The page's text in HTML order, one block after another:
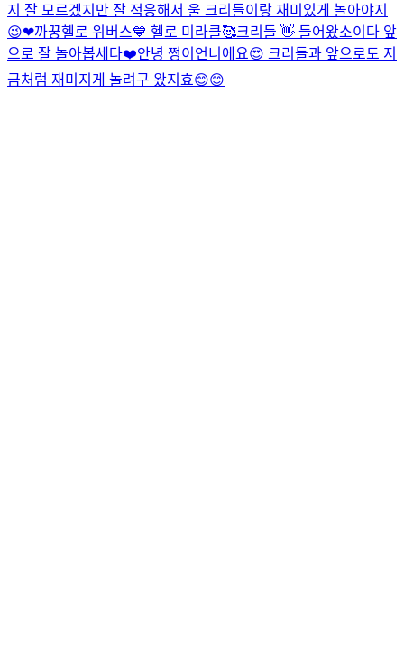
지 잘 모르겠지만 잘 적응해서 울 크리들이랑 재미있게 놀아야지
😉❤까꿍헬로 위버스💙 헬로 미라클🥰크리들 👋 들어왔소이다 앞
으로 잘 놀아봅세다❤️안녕 쩡이언니에요😍 크리들과 앞으로도 지
금처럼 재미지게 놀려구 왔지효😊😊